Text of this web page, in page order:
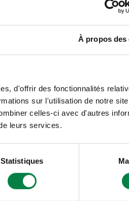
À propos des
d'offrir des fonctionnalités
sur l'utilisation de notre
celles-ci avec d'autres
leurs services.
Statistiques
d’ensilage
êtes à la recherche de films de
de 35 ans d’expertise dans la
matériaux recyclés, nous
conserver votre ensilage